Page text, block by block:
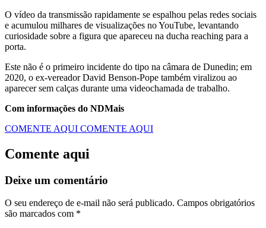
O vídeo da transmissão rapidamente se espalhou pelas redes sociais
e acumulou milhares de visualizações no YouTube, levantando
curiosidade sobre a figura que apareceu na ducha reaching para a
porta.
Este não é o primeiro incidente do tipo na câmara de Dunedin; em
2020, o ex-vereador David Benson-Pope também viralizou ao
aparecer sem calças durante uma videochamada de trabalho.
Com informações do NDMais
COMENTE AQUI COMENTE AQUI
Comente aqui
Deixe um comentário
O seu endereço de e-mail não será publicado. Campos obrigatórios
são marcados com *